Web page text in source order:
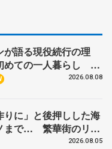
が語る現役続行の理
めての一人暮らし 注
今」に迫る
2026.08.08
りに」と後押しした海
まで… 繁華街のリン
兄さんも味方に 小林
2026.08.05